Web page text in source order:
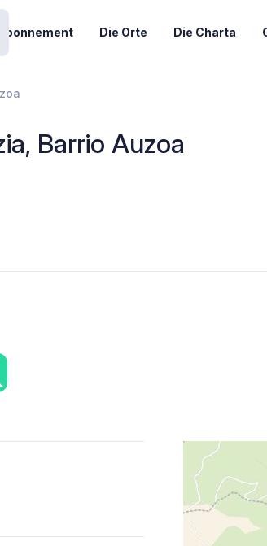
Abonnement Die Orte Die Charta
Barrio Auzoa